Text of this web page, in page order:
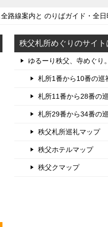
路線案内と のりばガイド・全
秩父札所めぐりのサイ
ゆるーり秩父、寺めぐり。
札所1番から10番の巡
札所11番から28番の
札所29番から34番の
秩父札所巡礼マップ
秩父ホテルマップ
秩父クマップ